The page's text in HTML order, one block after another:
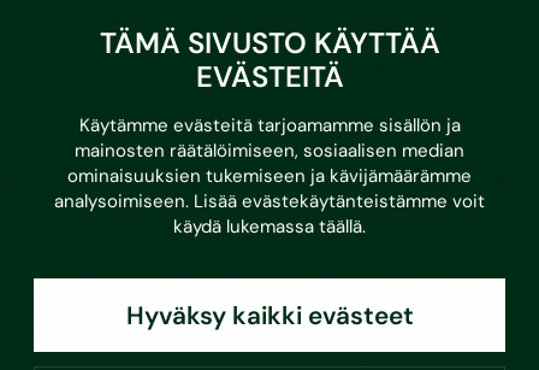
TÄMÄ SIVUSTO KÄYTTÄÄ
EVÄSTEITÄ
Käytämme evästeitä tarjoamamme sisällön ja
mainosten räätälöimiseen, sosiaalisen median
ominaisuuksien tukemiseen ja kävijämäärämme
analysoimiseen. Lisää evästekäytänteistämme voit
käydä lukemassa täällä.
Hyväksy kaikki evästeet
Kaada kaivoon desinfioivaa puhdistusaineetta ja
harjaa kaivoa esimerkiksi vanhalla tiskiharjalla.
Sulje lattiakaivon kansi.
Koska märkätilat tulisi uusia?
varautua märkätilojen uusimiseen, koska tilassa ei ole
nykyaikaista vedeneristystä. Kannattaa huomioida myös,
että kosteusrasitusriski puurakenteille on suurempi kuin
kivirakenteille. Kysy lisätietoja OmaInsinööriltä ja ota